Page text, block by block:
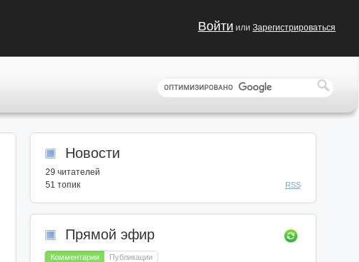
Войти или Зарегистрироваться
Новости
29 читателей
51 топик
RSS
Прямой эфир
Комментарии Публикации